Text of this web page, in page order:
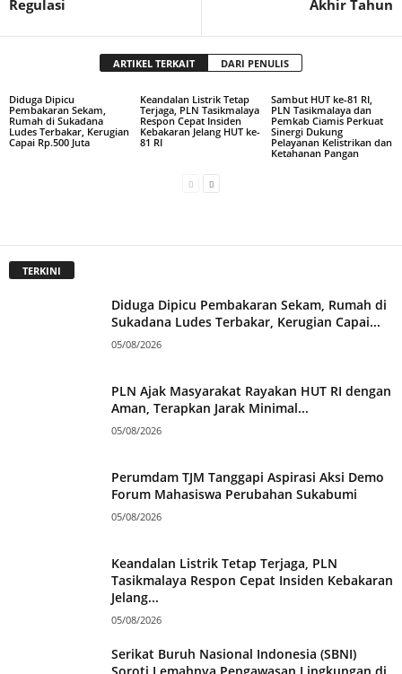
Regulasi Akhir Tahun
ARTIKEL TERKAIT DARI PENULIS
Diduga Dipicu
Pembakaran Sekam,
Rumah di Sukadana
Ludes Terbakar, Kerugian
Capai Rp.500 Juta
Keandalan Listrik Tetap
Terjaga, PLN Tasikmalaya
Respon Cepat Insiden
Kebakaran Jelang HUT ke-
81 RI
Sambut HUT ke-81 RI,
PLN Tasikmalaya dan
Pemkab Ciamis Perkuat
Sinergi Dukung
Pelayanan Kelistrikan dan
Ketahanan Pangan
TERKINI
Diduga Dipicu Pembakaran Sekam, Rumah di
Sukadana Ludes Terbakar, Kerugian Capai...
05/08/2026
PLN Ajak Masyarakat Rayakan HUT RI dengan
Aman, Terapkan Jarak Minimal...
05/08/2026
Perumdam TJM Tanggapi Aspirasi Aksi Demo
Forum Mahasiswa Perubahan Sukabumi
05/08/2026
Keandalan Listrik Tetap Terjaga, PLN
Tasikmalaya Respon Cepat Insiden Kebakaran
Jelang...
05/08/2026
Serikat Buruh Nasional Indonesia (SBNI)